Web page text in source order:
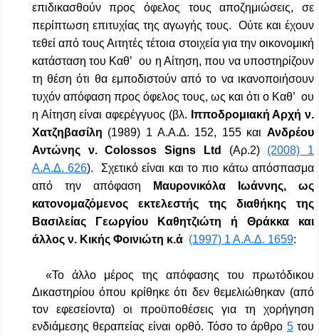
επιδικασθούν προς όφελος τους αποζημιώσεις, σε
περίπτωση επιτυχίας της αγωγής τους. Ούτε και έχουν
τεθεί από τους Αιτητές τέτοια στοιχεία για την οικονομική
κατάσταση του Καθ’ ου η Αίτηση, που να υποστηρίζουν
τη θέση ότι θα εμποδιστούν από το να ικανοποιήσουν
τυχόν απόφαση προς όφελος τους, ως και ότι ο Καθ’ ου
η Αίτηση είναι αφερέγγυος (βλ. Ιπποδρομιακή Αρχή ν.
Χατζηβασίλη (1989) 1 Α.Α.Δ. 152, 155 και Ανδρέου
Αντώνης ν.Colossos Signs Ltd (Aρ.2) (2008) 1
Α.Α.Δ. 626). Σχετικό είναι και το πιο κάτω απόσπασμα
από την απόφαση
Μαυρονικόλα Ιωάννης, ως
κατονομαζόμενος εκτελεστής της διαθήκης της
Βασιλείας Γεωργίου Καθητζιώτη ή Θράκκα και
άλλος ν. Κικής Φοινιώτη κ.ά (1997) 1 Α.Α.Δ. 1659:
«Το άλλο μέρος της απόφασης του πρωτόδικου
Δικαστηρίου όπου κρίθηκε ότι δεν θεμελιώθηκαν (από
τον εφεσείοντα) οι προϋποθέσεις για τη χορήγηση
ενδιάμεσης θεραπείας είναι ορθό. Τόσο το άρθρο 5του